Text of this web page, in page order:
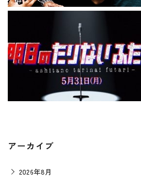
アーカイブ
2026年8月